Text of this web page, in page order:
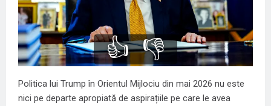
👍 👎
Politica lui Trump în Orientul Mijlociu din mai 2026 nu este
nici pe departe apropiată de aspirațiile pe care le avea